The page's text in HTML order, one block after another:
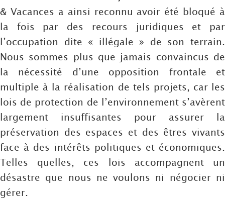
& Vacances a ainsi reconnu avoir été bloqué à
la fois par des recours juridiques et par
l’occupation dite « illégale » de son terrain.
Nous sommes plus que jamais convaincus de
la nécessité d’une opposition frontale et
multiple à la réalisation de tels projets, car les
lois de protection de l’environnement s’avèrent
largement insuffisantes pour assurer la
préservation des espaces et des êtres vivants
face à des intérêts politiques et économiques.
Telles quelles, ces lois accompagnent un
désastre que nous ne voulons ni négocier ni
gérer.